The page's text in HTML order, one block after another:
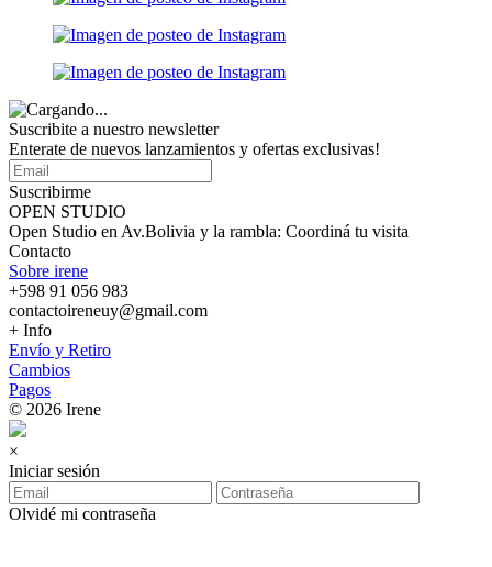
Suscribite a nuestro newsletter
Enterate de nuevos lanzamientos y ofertas exclusivas!
Suscribirme
OPEN STUDIO
Open Studio en Av.Bolivia y la rambla: Coordiná tu visita
Contacto
Sobre irene
+598 91 056 983
contactoireneuy@gmail.com
+ Info
Envío y Retiro
Cambios
Pagos
© 2026 Irene
×
Iniciar sesión
Olvidé mi contraseña